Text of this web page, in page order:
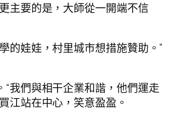
主要的是，大師從一開端不信
的娃娃，村里城市想措施贊助。”
我們與相干企業和諧，他們運走
江站在中心，笑意盈盈。